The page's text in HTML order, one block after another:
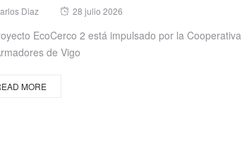
Diaz
Posted
28 julio 2026
EcoCerco 2 está impulsado por la Cooperativa
de Vigo
MORE